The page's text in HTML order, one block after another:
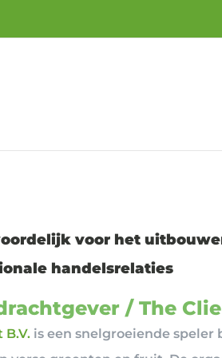
voor het
handelsrelaties
/ The
B.V. is een snelgroeiende